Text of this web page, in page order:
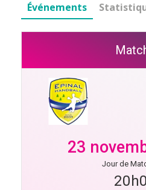
Événements
23
Jour de